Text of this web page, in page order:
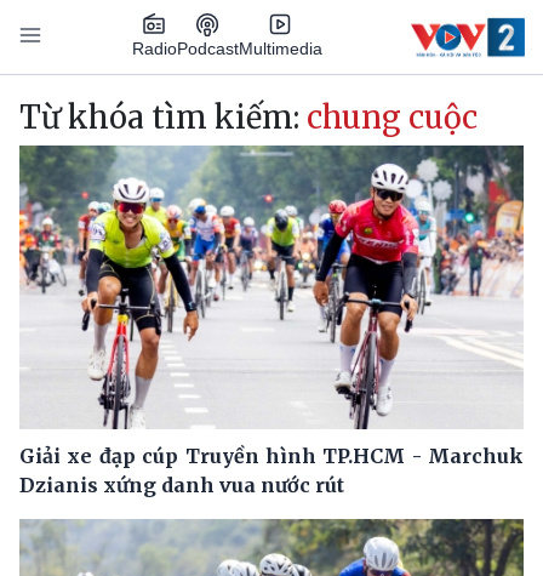
Nhảy đến nội dung
RadioPodcastMultimedia
Main navigation
Từ khóa tìm kiếm: chung cuộc
Giải xe đạp cúp Truyền hình TP.HCM - Marchuk
Dzianis xứng danh vua nước rút